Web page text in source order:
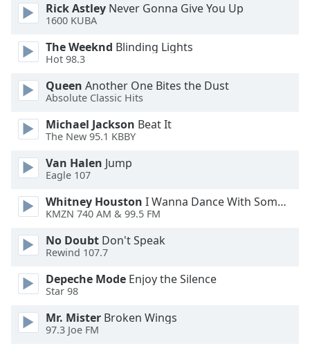
Background
Color
Opacity
Caption
Area
Background
Style
Rick Astley Never Gonna Give You Up
1600 KUBA
The Weeknd Blinding Lights
Hot 98.3
Queen Another One Bites the Dust
Absolute Classic Hits
Michael Jackson Beat It
The New 95.1 KBBY
Van Halen Jump
Eagle 107
Whitney Houston I Wanna Dance With Somebody
KMZN 740 AM & 99.5 FM
No Doubt Don't Speak
Rewind 107.7
Depeche Mode Enjoy the Silence
Star 98
Mr. Mister Broken Wings
97.3 Joe FM